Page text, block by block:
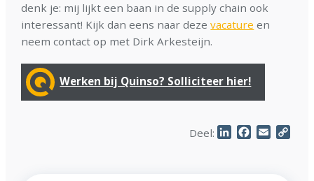
denk je: mij lijkt een baan in de supply chain ook
interessant! Kijk dan eens naar dezevacature en
neem contact op met Dirk Arkesteijn.
Werken bij Quinso? Solliciteer hier!
Deel: LinkedInFacebook
Email